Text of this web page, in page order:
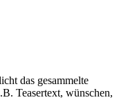
das gesammelte
Teasertext, wünschen,